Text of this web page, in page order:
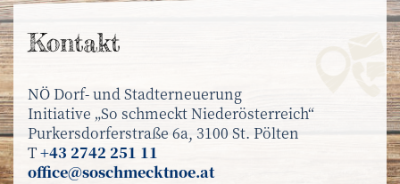
Kontakt
NÖ Dorf- und Stadterneuerung
Initiative „So schmeckt Niederösterreich“
Purkersdorferstraße 6a, 3100 St. Pölten
T+43 2742 251 11
office@soschmecktnoe.at